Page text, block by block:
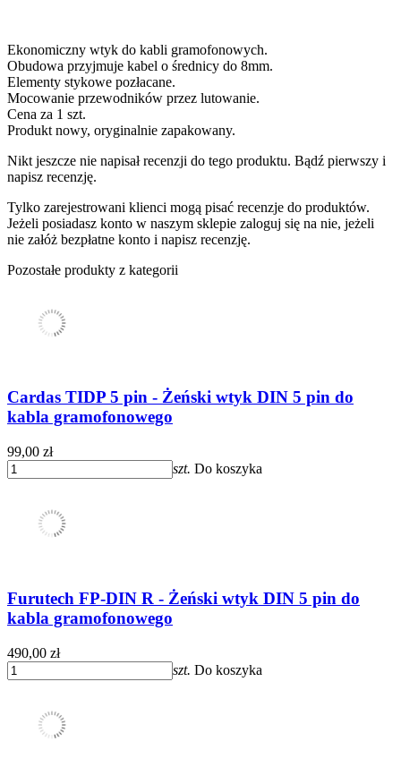
Ekonomiczny wtyk do kabli gramofonowych.
Obudowa przyjmuje kabel o średnicy do 8mm.
Elementy stykowe pozłacane.
Mocowanie przewodników przez lutowanie.
Cena za 1 szt.
Produkt nowy, oryginalnie zapakowany.
Nikt jeszcze nie napisał recenzji do tego produktu. Bądź pierwszy i
napisz recenzję.
Tylko zarejestrowani klienci mogą pisać recenzje do produktów.
Jeżeli posiadasz konto w naszym sklepie zaloguj się na nie, jeżeli
nie załóż bezpłatne konto i napisz recenzję.
Pozostałe produkty z kategorii
Cardas TIDP 5 pin - Żeński wtyk DIN 5 pin do
kabla gramofonowego
99,00 zł
szt. Do koszyka
Furutech FP-DIN R - Żeński wtyk DIN 5 pin do
kabla gramofonowego
490,00 zł
szt. Do koszyka